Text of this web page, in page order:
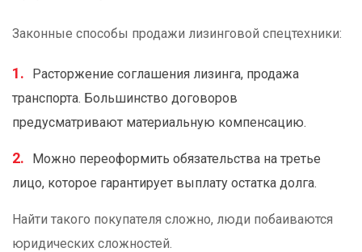
Законные способы продажи лизинговой спецтехники:
Расторжение соглашения лизинга, продажа
транспорта. Большинство договоров
предусматривают материальную компенсацию.
Можно переоформить обязательства на третье
лицо, которое гарантирует выплату остатка долга.
Найти такого покупателя сложно, люди побаиваются
юридических сложностей.